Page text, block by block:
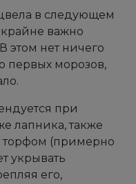
в следующем
важно
этом нет ничего
первых морозов,
при
лапника, также
торфом (примерно
укрывать
его,